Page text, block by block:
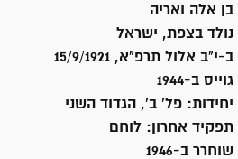
בן אלה ואריה
נולד בצפת, ישראל
ב-י"ב אלול תרפ"א, 15/9/1921
גוייס ב-1944
יחידות: פל' ב', הגדוד השני
תפקיד אחרון: לוחם
שוחרר ב-1946